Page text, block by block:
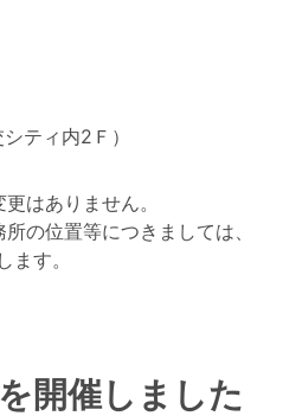
ティ内2Ｆ）
はありません。
の位置等につきましては、
ます。
開催しました